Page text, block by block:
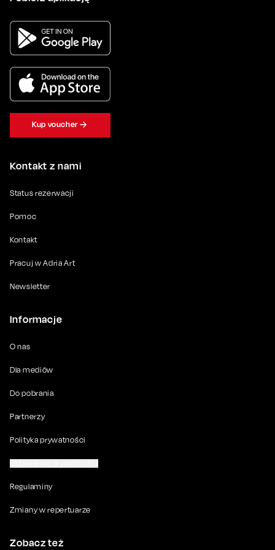
Kontakt z nami
Status rezerwacji
Pomoc
Kontakt
Pracuj w Adria Art
Newsletter
Informacje
O nas
Dla mediów
Do pobrania
Partnerzy
Polityka prywatności
Regulaminy
Zmiany w repertuarze
Zobacz też
Kup voucher